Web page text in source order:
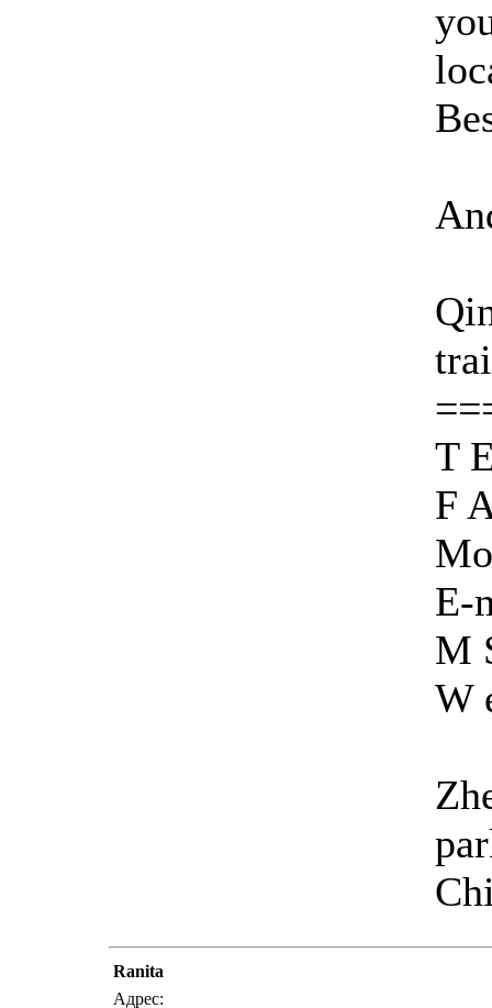
T
F
E-
M
W
Ranita
Адрес: